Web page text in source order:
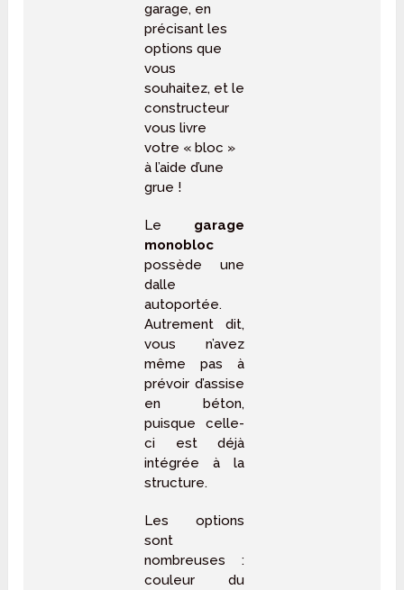
garage, en
précisant les
options que
vous
souhaitez, et le
constructeur
vous livre
votre « bloc »
à l’aide d’une
grue !
Le garage
monobloc
possède une
dalle
autoportée.
Autrement dit,
vous n’avez
même pas à
prévoir d’assise
en béton,
puisque celle-
ci est déjà
intégrée à la
structure.
Les options
sont
nombreuses :
couleur du